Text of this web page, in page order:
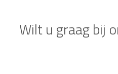
Wilt u graag bij